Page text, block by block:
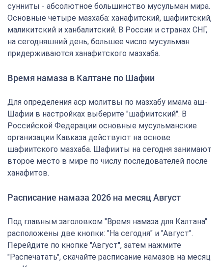
сунниты - абсолютное большинство мусульман мира.
Основные четыре мазхаба: ханафитский, шафиитский,
маликитский и ханбалитский. В России и странах СНГ,
на сегодняшний день, большее число мусульман
придерживаются ханафитского мазхаба.
Время намаза в Калтане по Шафии
Для определения аср молитвы по мазхабу имама аш-
Шафии в настройках выберите "шафиитский". В
Российской Федерации основные мусульманские
организации Кавказа действуют на основе
шафиитского мазхаба. Шафииты на сегодня занимают
второе место в мире по числу последователей после
ханафитов.
Расписание намаза 2026 на месяц Август
Под главным заголовком "Время намаза для Калтана"
расположены две кнопки: "На сегодня" и "Август".
Перейдите по кнопке "Август", затем нажмите
"Распечатать", скачайте расписание намазов на месяц